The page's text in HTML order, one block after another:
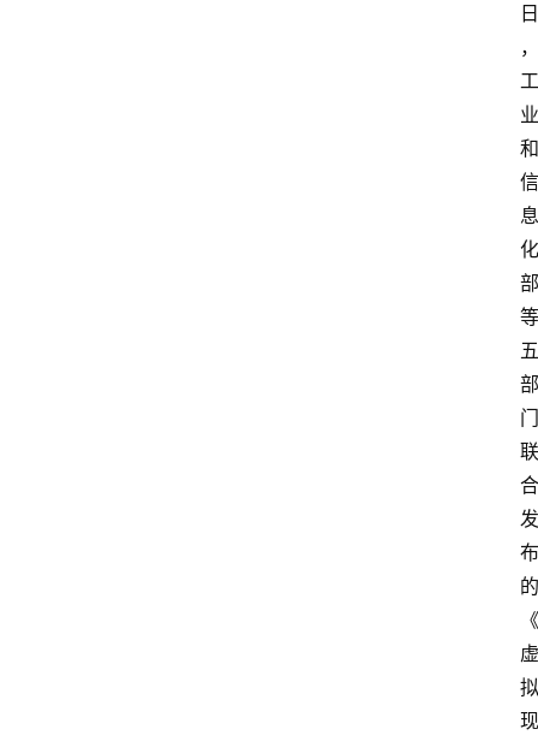
日
，
工
业
和
信
息
化
部
等
五
部
门
联
合
发
布
的
《
虚
拟
现